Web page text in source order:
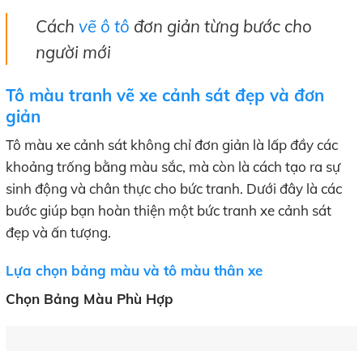
Cách vẽ ô tô đơn giản từng bước cho
người mới
Tô màu tranh vẽ xe cảnh sát đẹp và đơn
giản
Tô màu xe cảnh sát không chỉ đơn giản là lấp đầy các
khoảng trống bằng màu sắc, mà còn là cách tạo ra sự
sinh động và chân thực cho bức tranh. Dưới đây là các
bước giúp bạn hoàn thiện một bức tranh xe cảnh sát
đẹp và ấn tượng.
Lựa chọn bảng màu và tô màu thân xe
Chọn Bảng Màu Phù Hợp